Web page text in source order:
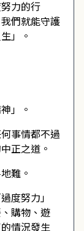
力的行
們就能守護
」。
」。
事情都不過
正之道。
難。
度努力」
購物、遊
情況發生